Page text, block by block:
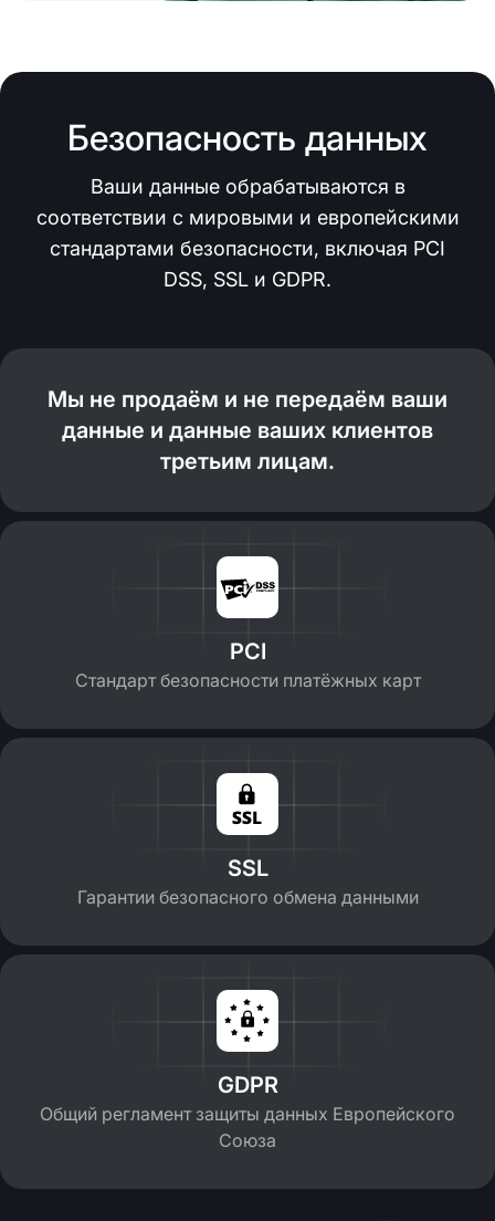
Безопасность данных
Ваши данные обрабатываются в
соответствии с мировыми и европейскими
стандартами безопасности, включая PCI
DSS, SSL и GDPR.
Мы не продаём и не передаём ваши
данные и данные ваших клиентов
третьим лицам.
PCI
Стандарт безопасности платёжных карт
SSL
Гарантии безопасного обмена данными
GDPR
Общий регламент защиты данных Европейского
Союза